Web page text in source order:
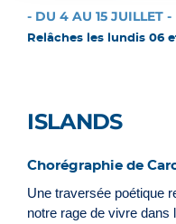
- DU 4 AU 15 JUILLET -
Relâches les lundis 06
ISLANDS
Chorégraphie de
Une traversée poétique
notre rage de vivre dans